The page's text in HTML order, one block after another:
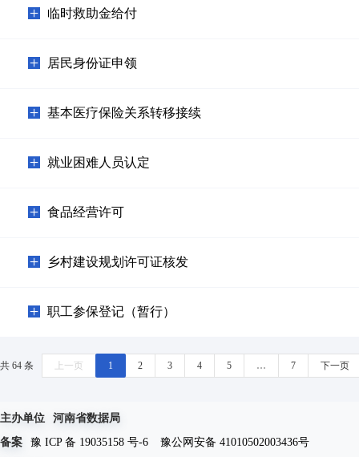
临时救助金给付
居民身份证申领
基本医疗保险关系转移接续
就业困难人员认定
食品经营许可
乡村建设规划许可证核发
职工参保登记（暂行）
共 64 条 上一页 1 2 3 4 5 … 7 下一页
主办单位
河南省数据局
备案
豫 ICP 备 19035158 号-6
豫公网安备 41010502003436号